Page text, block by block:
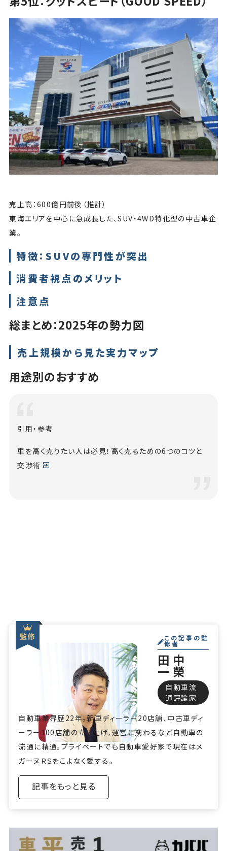
売上高：600億円前後（推計）
東海エリアを中心に急成長した、SUV・4WD特化型の中古車企
業。
特徴：SUVの専門性が突出
消費者視点のメリット
注意点
総まとめ：2025年の勢力図
売上規模から見た実力マップ
用途別のおすすめ
引用・参考
車を高く売りたい人は必見！高く売るための6つのコツと
交渉術
この記事の監
修者
田中
一榮
自動車流
通評論家
自動車業界歴22年。新車ディーラー20店舗、中古車ディ
ーラー100店舗の立ち上げ、運営に携わるなど自動車の
流通に精通。プライベートでも自動車愛好家で現在はメ
ガーヌＲＳをこよなく愛する。
記事をもっと見る